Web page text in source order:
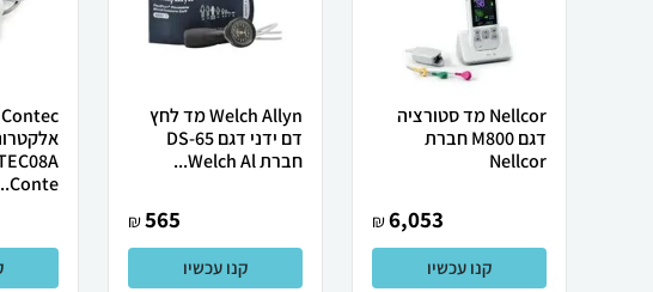
Nellcor מד סטורציה
דגם M800 חברת
Nellcor
6,053
₪
קנו עכשיו
Welch Allyn מד לחץ
דם ידני דגם DS-65
חברת Welch Al...
565
₪
קנו עכשיו
Conte...